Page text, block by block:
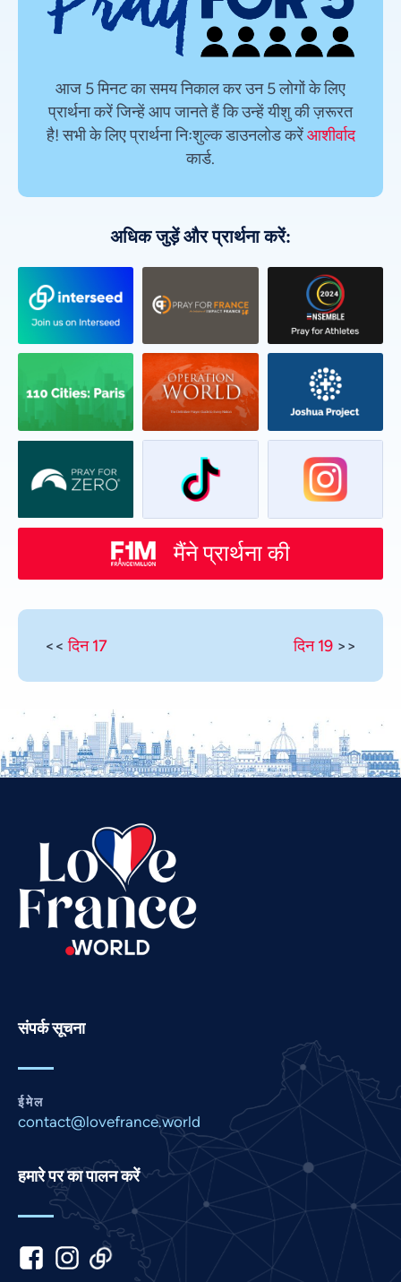
आज 5 मिनट का समय निकाल कर उन 5 लोगों के लिए
प्रार्थना करें जिन्हें आप जानते हैं कि उन्हें यीशु की ज़रूरत
है! सभी के लिए प्रार्थना निःशुल्क डाउनलोड करेंआशीर्वाद
कार्ड.
अधिक जुड़ें और प्रार्थना करें:
मैंने प्रार्थना की
<<दिन 17 दिन 19 >>
संपर्क सूचना
ईमेल
contact@lovefrance.world
हमारे पर का पालन करें
Japanese
Kannada
Khmer
Malay
Marathi
Nepali
Tamil
Telugu
Thai